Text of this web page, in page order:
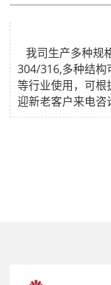
304/316,多种结构
等行业使用，可